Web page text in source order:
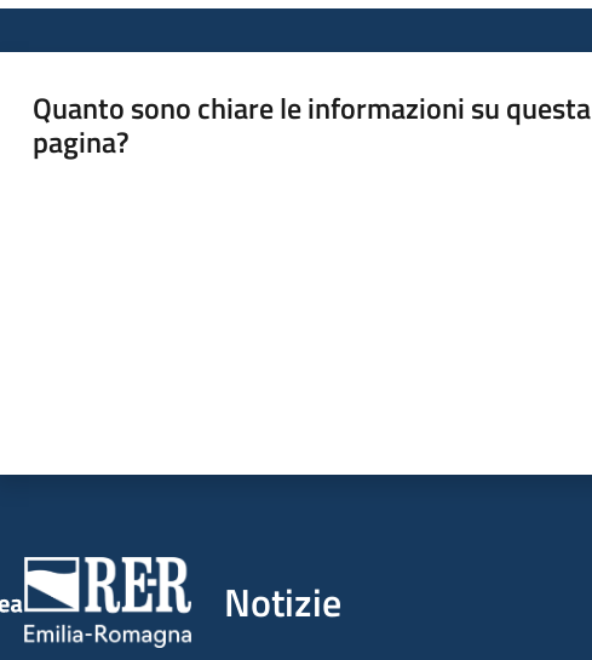
Quanto sono chiare le informazioni su questa
pagina?
Notizie